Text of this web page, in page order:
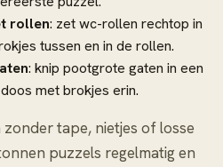
rollen: zet wc-rollen rechtop in
tussen en in de rollen.
: knip pootgrote gaten in een
met brokjes erin.
tape, nietjes of losse
puzzels regelmatig en